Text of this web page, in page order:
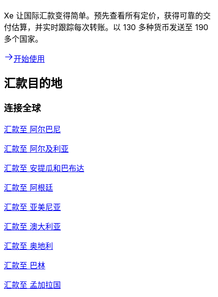
Xe 让国际汇款变得简单。预先查看所有定价，获得可靠的交
付估算，并实时跟踪每次转账。以 130 多种货币发送至 190
多个国家。
开始使用
汇款目的地
连接全球
汇款至 阿尔巴尼
汇款至 阿尔及利亚
汇款至 安提瓜和巴布达
汇款至 阿根廷
汇款至 亚美尼亚
汇款至 澳大利亚
汇款至 奥地利
汇款至 巴林
汇款至 孟加拉国